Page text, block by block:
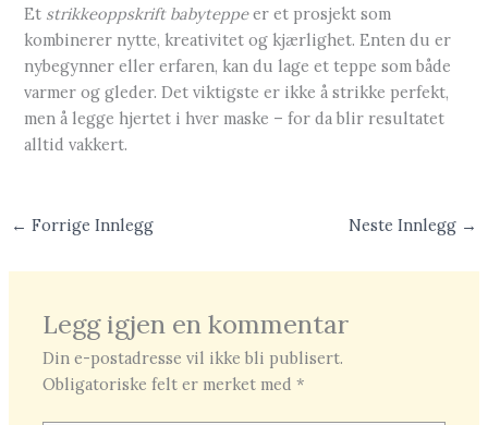
Et strikkeoppskrift babyteppeer et prosjekt som
kombinerer nytte, kreativitet og kjærlighet. Enten du er
nybegynner eller erfaren, kan du lage et teppe som både
varmer og gleder. Det viktigste er ikke å strikke perfekt,
men å legge hjertet i hver maske – for da blir resultatet
alltid vakkert.
← Forrige Innlegg Neste Innlegg →
Legg igjen en kommentar
Din e-postadresse vil ikke bli publisert.
Obligatoriske felt er merket med*